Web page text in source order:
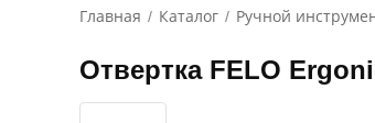
Главная / Каталог / Ручной
Отвертка FELO